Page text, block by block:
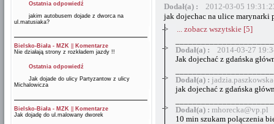
Ostatnia odpowiedź
jakim autobusem dojade z dworca na
ul.matusiaka?
Bielsko-Biała - MZK
Komentarze
Nie działają strony z rozkładem jazdy !!
Ostatnia odpowiedź
Jak dojade do ulicy Partyzantow z ulicy
Michalowicza
Bielsko-Biała - MZK
Komentarze
Jak dojadę do ul.malowany dworek
Dodał(a) :
2012-03-05
jak dojechac na ulice marynarki
-> ... zobacz wszytskie [5]
->
Dodał(a) :
2014-03-27
Jak dojechać z gdańska
->
Dodał(a) :
jak dojechać z gdańska
->
Dodał(a) : mhorecka@vp.pl
10 min szukam polączenia